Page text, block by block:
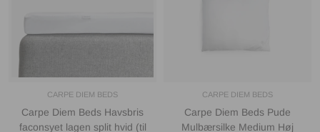
CARPE DIEM BEDS
Carpe Diem Beds Havsbris
faconsyet lagen split hvid (til
CARPE DIEM BEDS
Carpe Diem Beds Pude
Mulbærsilke Medium Høj